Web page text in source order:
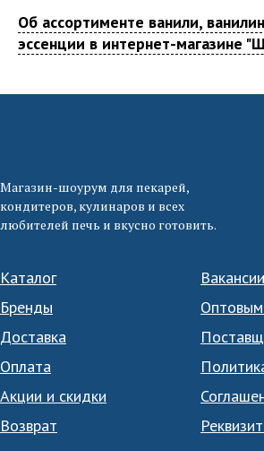
Об ассортименте ванили,
эссенции в интернет-магазине
Магазин-шоурум для пекарей,
кондитеров, кулинаров и всех
любителей печь и вкусно готовить.
Каталог
Бренды
Доставка
Оплата
Акции и скидки
Возврат
Вакансии